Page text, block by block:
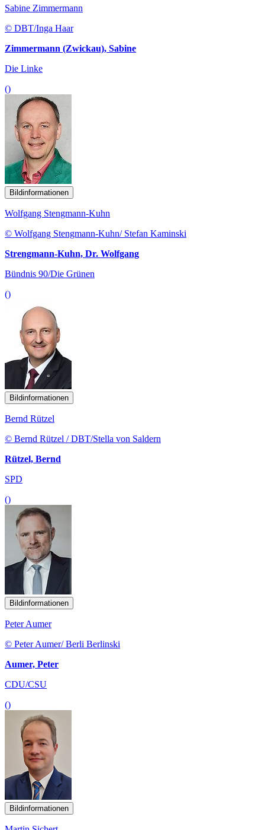
Sabine Zimmermann
© DBT/Inga Haar
Zimmermann (Zwickau), Sabine
Die Linke
()
Bildinformationen
Wolfgang Stengmann-Kuhn
© Wolfgang Stengmann-Kuhn/ Stefan Kaminski
Strengmann-Kuhn, Dr. Wolfgang
Bündnis 90/Die Grünen
()
Bildinformationen
Bernd Rützel
© Bernd Rützel / DBT/Stella von Saldern
Rützel, Bernd
SPD
()
Bildinformationen
Peter Aumer
© Peter Aumer/ Berli Berlinski
Aumer, Peter
CDU/CSU
()
Bildinformationen